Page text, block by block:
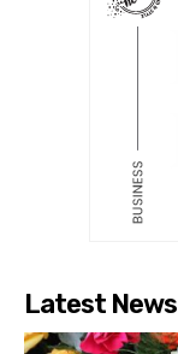
Latest News